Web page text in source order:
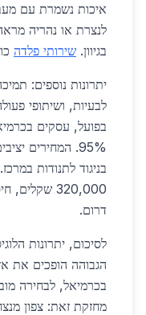
איכות נשמרת עם
לנצרת או נהריה
בגיוון. שירותי פלדה
יתרונות נוספים:
לבעיות, ושיתופי
בפועל, עסקים
95%. המחירים
דרום.
לסיכום, יתרונות
הגבוהה הופכים את
מחזקת זאת: צפון